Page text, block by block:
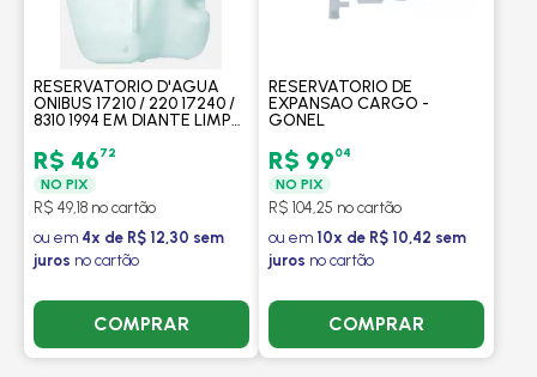
RESERVATORIO D'AGUA
ONIBUS 17210 / 220 17240 /
8310 1994 EM DIANTE LIMP
R$ 4672
NO PIX
R$ 49,18 no cartão
ou em 4x de R$ 12,30 sem
juros no cartão
COMPRAR
RESERVATORIO DE
EXPANSAO CARGO -
GONEL
R$ 9904
NO PIX
R$ 104,25 no cartão
ou em 10x de R$ 10,42 sem
juros no cartão
COMPRAR